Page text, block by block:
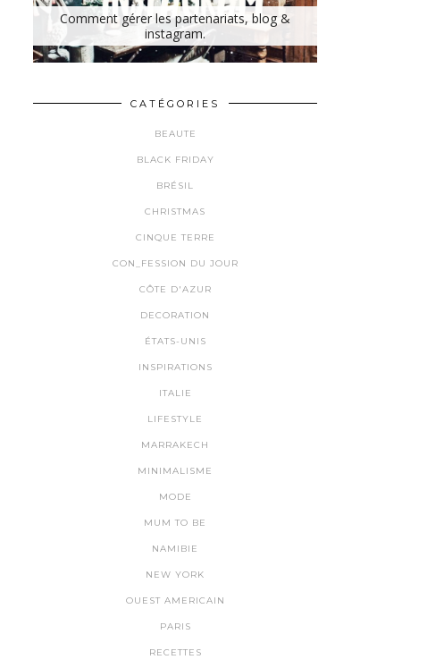
Comment gérer les partenariats, blog &
instagram.
CATÉGORIES
BEAUTE
BLACK FRIDAY
BRÉSIL
CHRISTMAS
CINQUE TERRE
CON_FESSION DU JOUR
CÔTE D'AZUR
DECORATION
ÉTATS-UNIS
INSPIRATIONS
ITALIE
LIFESTYLE
MARRAKECH
MINIMALISME
MODE
MUM TO BE
NAMIBIE
NEW YORK
OUEST AMERICAIN
PARIS
RECETTES